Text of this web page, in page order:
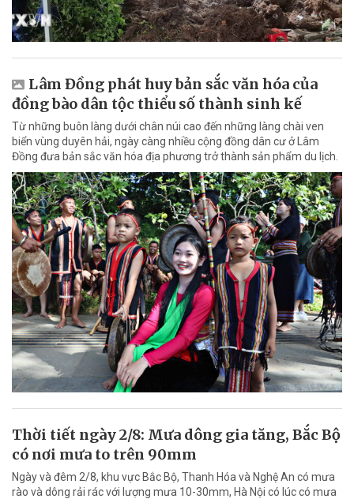
Lâm Đồng phát huy bản sắc văn hóa của
đồng bào dân tộc thiểu số thành sinh kế
Từ những buôn làng dưới chân núi cao đến những làng chài ven
biển vùng duyên hải, ngày càng nhiều cộng đồng dân cư ở Lâm
Đồng đưa bản sắc văn hóa địa phương trở thành sản phẩm du lịch.
Thời tiết ngày 2/8: Mưa dông gia tăng, Bắc Bộ
có nơi mưa to trên 90mm
Ngày và đêm 2/8, khu vực Bắc Bộ, Thanh Hóa và Nghệ An có mưa
rào và dông rải rác với lượng mưa 10-30mm, Hà Nội có lúc có mưa